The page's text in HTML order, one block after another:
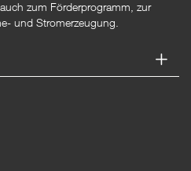
zum Förderprogramm, zur
und Stromerzeugung.